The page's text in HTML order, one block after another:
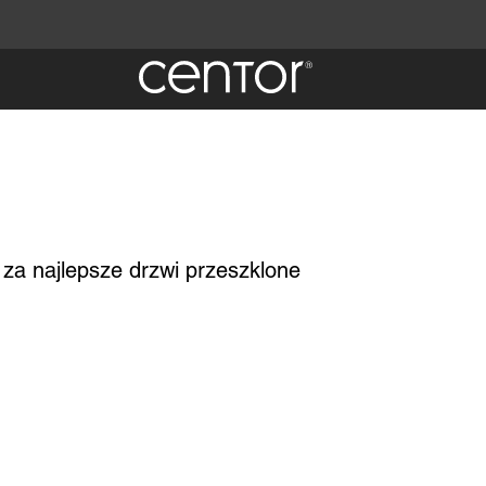
najlepsze drzwi przeszklone
i